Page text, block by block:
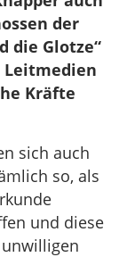
der
die Glotze“
Leitmedien
Kräfte
sich auch
so, als
und diese